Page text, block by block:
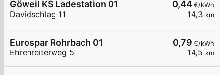
0,44 €/kWh
14,3 km
Göweil KS Ladestation 01
Davidschlag 11
0,79 €/kWh
14,5 km
Eurospar Rohrbach 01
Ehrenreiterweg 5